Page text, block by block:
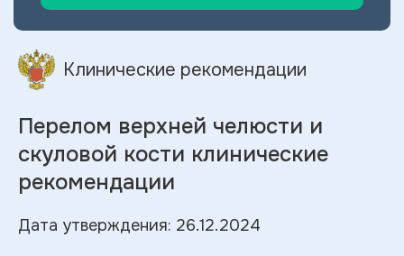
Клинические рекомендации
Перелом верхней челюсти и
скуловой кости клинические
рекомендации
Дата утверждения: 26.12.2024